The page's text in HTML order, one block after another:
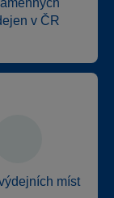
v ČR
míst